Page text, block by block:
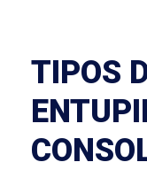
TIPOS